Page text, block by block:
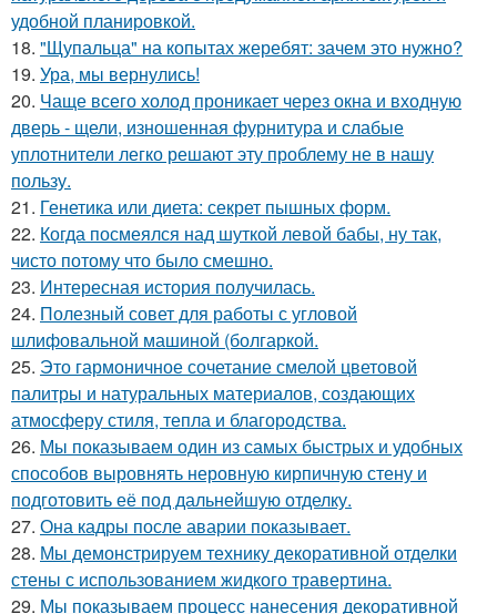
удобной планировкой.
18. "Щупальца" на копытах жеребят: зачем это нужно?
19. Ура, мы вернулись!
20. Чаще всего холод проникает через окна и входную
дверь - щели, изношенная фурнитура и слабые
уплотнители легко решают эту проблему не в нашу
пользу.
21. Генетика или диета: секрет пышных форм.
22. Когда посмеялся над шуткой левой бабы, ну так,
чисто потому что было смешно.
23. Интересная история получилась.
24. Полезный совет для работы с угловой
шлифовальной машиной (болгаркой.
25. Это гармоничное сочетание смелой цветовой
палитры и натуральных материалов, создающих
атмосферу стиля, тепла и благородства.
26. Мы показываем один из самых быстрых и удобных
способов выровнять неровную кирпичную стену и
подготовить её под дальнейшую отделку.
27. Она кадры после аварии показывает.
28. Мы демонстрируем технику декоративной отделки
стены с использованием жидкого травертина.
29. Мы показываем процесс нанесения декоративной